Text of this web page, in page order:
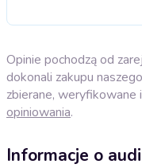
Opinie pochodzą od
dokonali zakupu
zbierane, weryfikowane
opiniowania.
Informacje o